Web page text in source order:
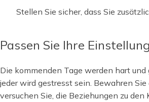
Stellen Sie sicher, dass Sie
Passen Sie Ihre
Die kommenden Tage werden hart
jeder wird gestresst sein. Bewahren
versuchen Sie, die Beziehungen zu den